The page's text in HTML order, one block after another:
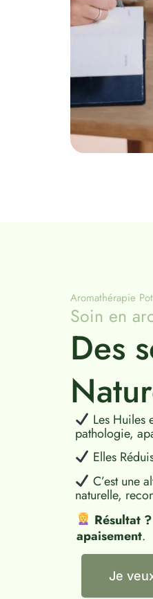
Aromathérapie
Soin en
Des
Les Huiles
pathologie,
Elles
C’est une
naturelle,
Résultat ?
apaisement.
Je veux